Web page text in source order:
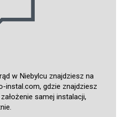
w Niebylcu znajdziesz na
instal.com, gdzie znajdziesz
samej instalacji,